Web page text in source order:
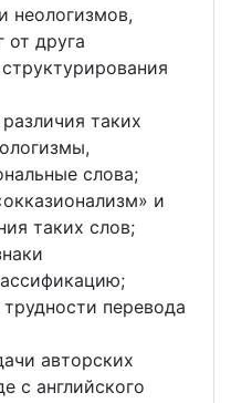
неологизмов,
от друга
таких
слова;
и
таких слов;
перевода
авторских
с английского